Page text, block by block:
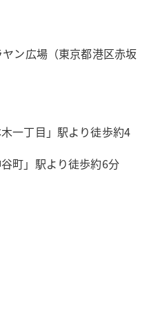
ン広場（東京都港区赤坂
一丁目」駅より徒歩約4
町」駅より徒歩約6分